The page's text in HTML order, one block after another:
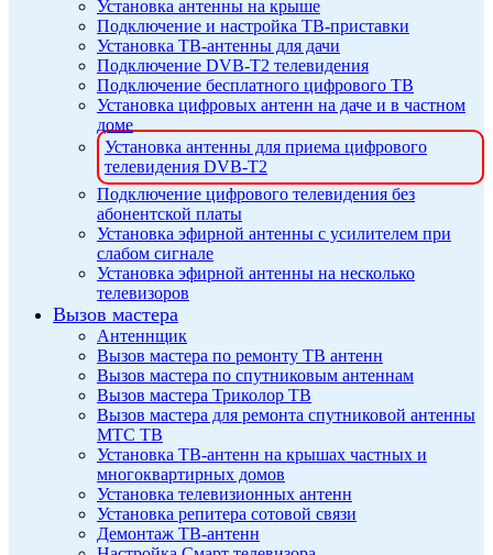
Установка антенны на крыше
Подключение и настройка ТВ-приставки
Установка ТВ-антенны для дачи
Подключение DVB-T2 телевидения
Подключение бесплатного цифрового ТВ
Установка цифровых антенн на даче и в частном
доме
Установка антенны для приема цифрового
телевидения DVB-T2
Подключение цифрового телевидения без
абонентской платы
Установка эфирной антенны с усилителем при
слабом сигнале
Установка эфирной антенны на несколько
телевизоров
Вызов мастера
Антеннщик
Вызов мастера по ремонту ТВ антенн
Вызов мастера по спутниковым антеннам
Вызов мастера Триколор ТВ
Вызов мастера для ремонта спутниковой антенны
МТС ТВ
Установка ТВ-антенн на крышах частных и
многоквартирных домов
Установка телевизионных антенн
Установка репитера сотовой связи
Демонтаж ТВ-антенн